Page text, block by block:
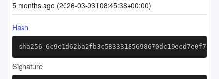
5 months ago (2026-03-03T08:45:38+00:00)
Hash
Signature